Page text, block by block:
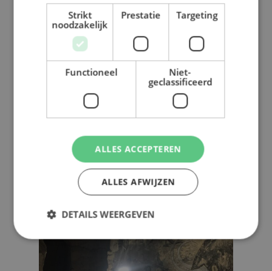
Strikt
noodzakelijk
Prestatie Targeting
Functioneel
Niet-
geclassificeerd
ALLES ACCEPTEREN
ALLES AFWIJZEN
DETAILS WEERGEVEN